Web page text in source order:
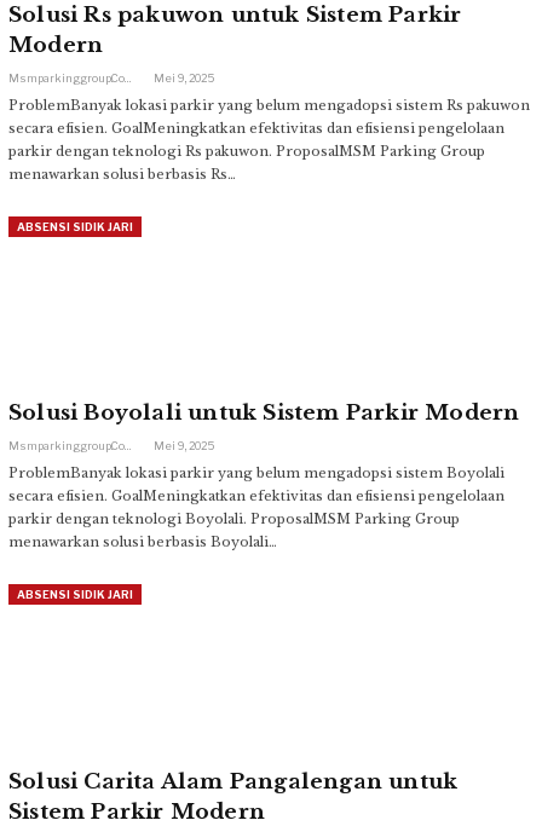
Solusi Rs pakuwon untuk Sistem Parkir
Modern
Mei 9, 2025
ProblemBanyak lokasi parkir yang belum mengadopsi sistem Rs pakuwon
secara efisien. GoalMeningkatkan efektivitas dan efisiensi pengelolaan
parkir dengan teknologi Rs pakuwon. ProposalMSM Parking Group
menawarkan solusi berbasis Rs…
ABSENSI SIDIK JARI
Solusi Boyolali untuk Sistem Parkir Modern
Msmparkinggroup.com Mei 9, 2025
ProblemBanyak lokasi parkir yang belum mengadopsi sistem Boyolali
secara efisien. GoalMeningkatkan efektivitas dan efisiensi pengelolaan
parkir dengan teknologi Boyolali. ProposalMSM Parking Group
menawarkan solusi berbasis Boyolali…
ABSENSI SIDIK JARI
Solusi Carita Alam Pangalengan untuk
Sistem Parkir Modern